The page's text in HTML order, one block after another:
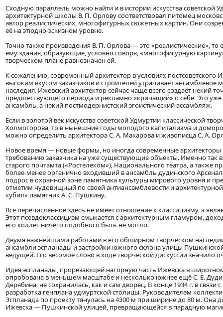
Сходную параллель можно найти и в истории искусства советской
архитектурной школы В. П. Орлову соответствовал питомец
автор реалистических, многофигурных сюжетных картин. Они
её на этюдно-эскизном уровне.
Точно также произведения В. П. Орлова — это «реалистические»,
ему здания, образующие, условно говоря, «многофигурную
творческом плане равнозначен ей.
К сожалению, современный архитектор в условиях
высоким вкусом заказчиков и строителей утрачивает
наследия. Ижевский архитектор сейчас чаще всего создаёт некий
предшествующего периода и рекламно «кричащий» о себе. Это
ансамбль, а некий постмодернистский эгоистический ассамбляж.
Если в золотой век искусства советской Удмуртии классической
Холмогорова, то в нынешние годы молодого капитализма и
можно определить архитектора С. А. Макарова и живописца С. А.
Новое время — новые формы, но иногда современные
требованию заказчика на уже существующие объекты. Именно так
старого почтамта («Ростелеком»), Национального театра, а также
более-менее органично входивший в ансамбль дудинского
подрос в охранной зоне памятника культуры мирового уровня и
отметим чудовищный по своей антиансамблевости и
«убил» памятник А. С. Пушкину.
Всё перечисленное здесь не имеет отношение к классицизму, а
Этот псевдоклассицизм смыкается с архитектурным гламуром,
его коллег ничего подобного быть не могло.
Двумя важнейшими работами в его обширном творческом
ансамбли эспланады и застройки южного склона улицы
ведущей. Его весомое слово в ходе творческой дискуссии значило
Идея эспланады, прорезающей нагорную часть Ижевска в
опробована в меньшем масштабе и несколько южнее ещё С. Е.
Дерябина, не сохранилась, как и сам дворец. В конце 1934 г. в
разработка генплана удмуртской столицы. Руководителем
Эспланада по проекту тянулась на 4300 м при ширине до 80 м.
Ижевска — Пушкинской улицей, превращающейся в парадную